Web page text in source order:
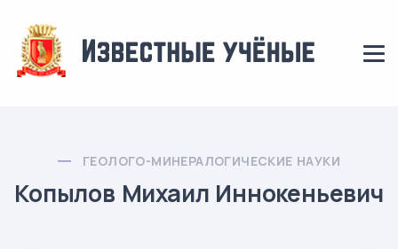
ГЕОЛОГО-МИНЕРАЛОГИЧЕСКИЕ НАУКИ
Копылов Михаил Иннокеньевич